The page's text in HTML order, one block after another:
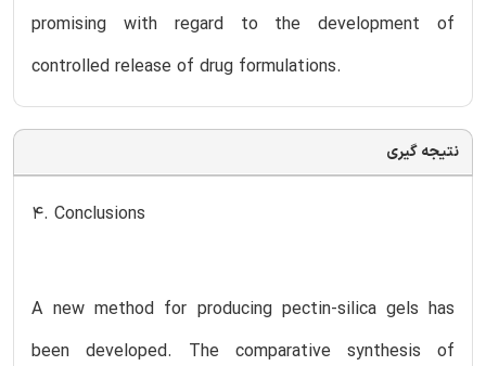
promising with regard to the development of
controlled release of drug formulations.
نتیجه گیری
4. Conclusions
A new method for producing pectin-silica gels has
been developed. The comparative synthesis of